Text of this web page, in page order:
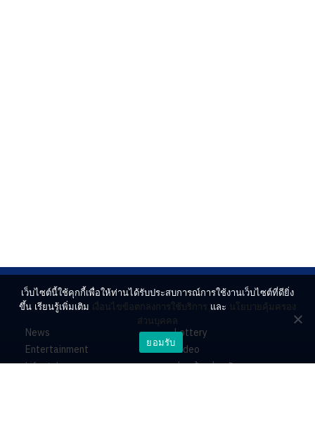
News
Entertainment
Lifestyle
Lottery
Video
ร่วมด้วยช่วยกัน
เว็บไซต์นี้ใช้คุกกี้เพื่อให้ท่านได้รับประสบการณ์การใช้งานเว็บไซต์ที่ดียิ่ง
ขึ้น เรียนรู้เพิ่มเติม เงื่อนไขข้อตกลงการใช้บริการ และ นโยบายคุ้มครอง
ส่วนบุคคล
ยอมรับ